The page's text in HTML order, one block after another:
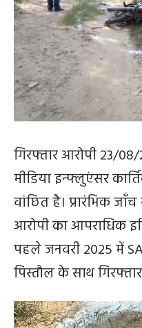
गिरफ्तार आरोपी 23/
मीडिया इन्फ्लुएंसर
वांछित है। प्रारंभिक
आरोपी का आपराधिक
पहले जनवरी 2025 में
पिस्तौल के साथ